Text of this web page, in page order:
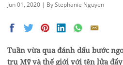
Jun 01, 2020 | By Stephanie Nguyen
Tuần vừa qua đánh dấu bước
trụ Mỹ và thế giới với tên lửa